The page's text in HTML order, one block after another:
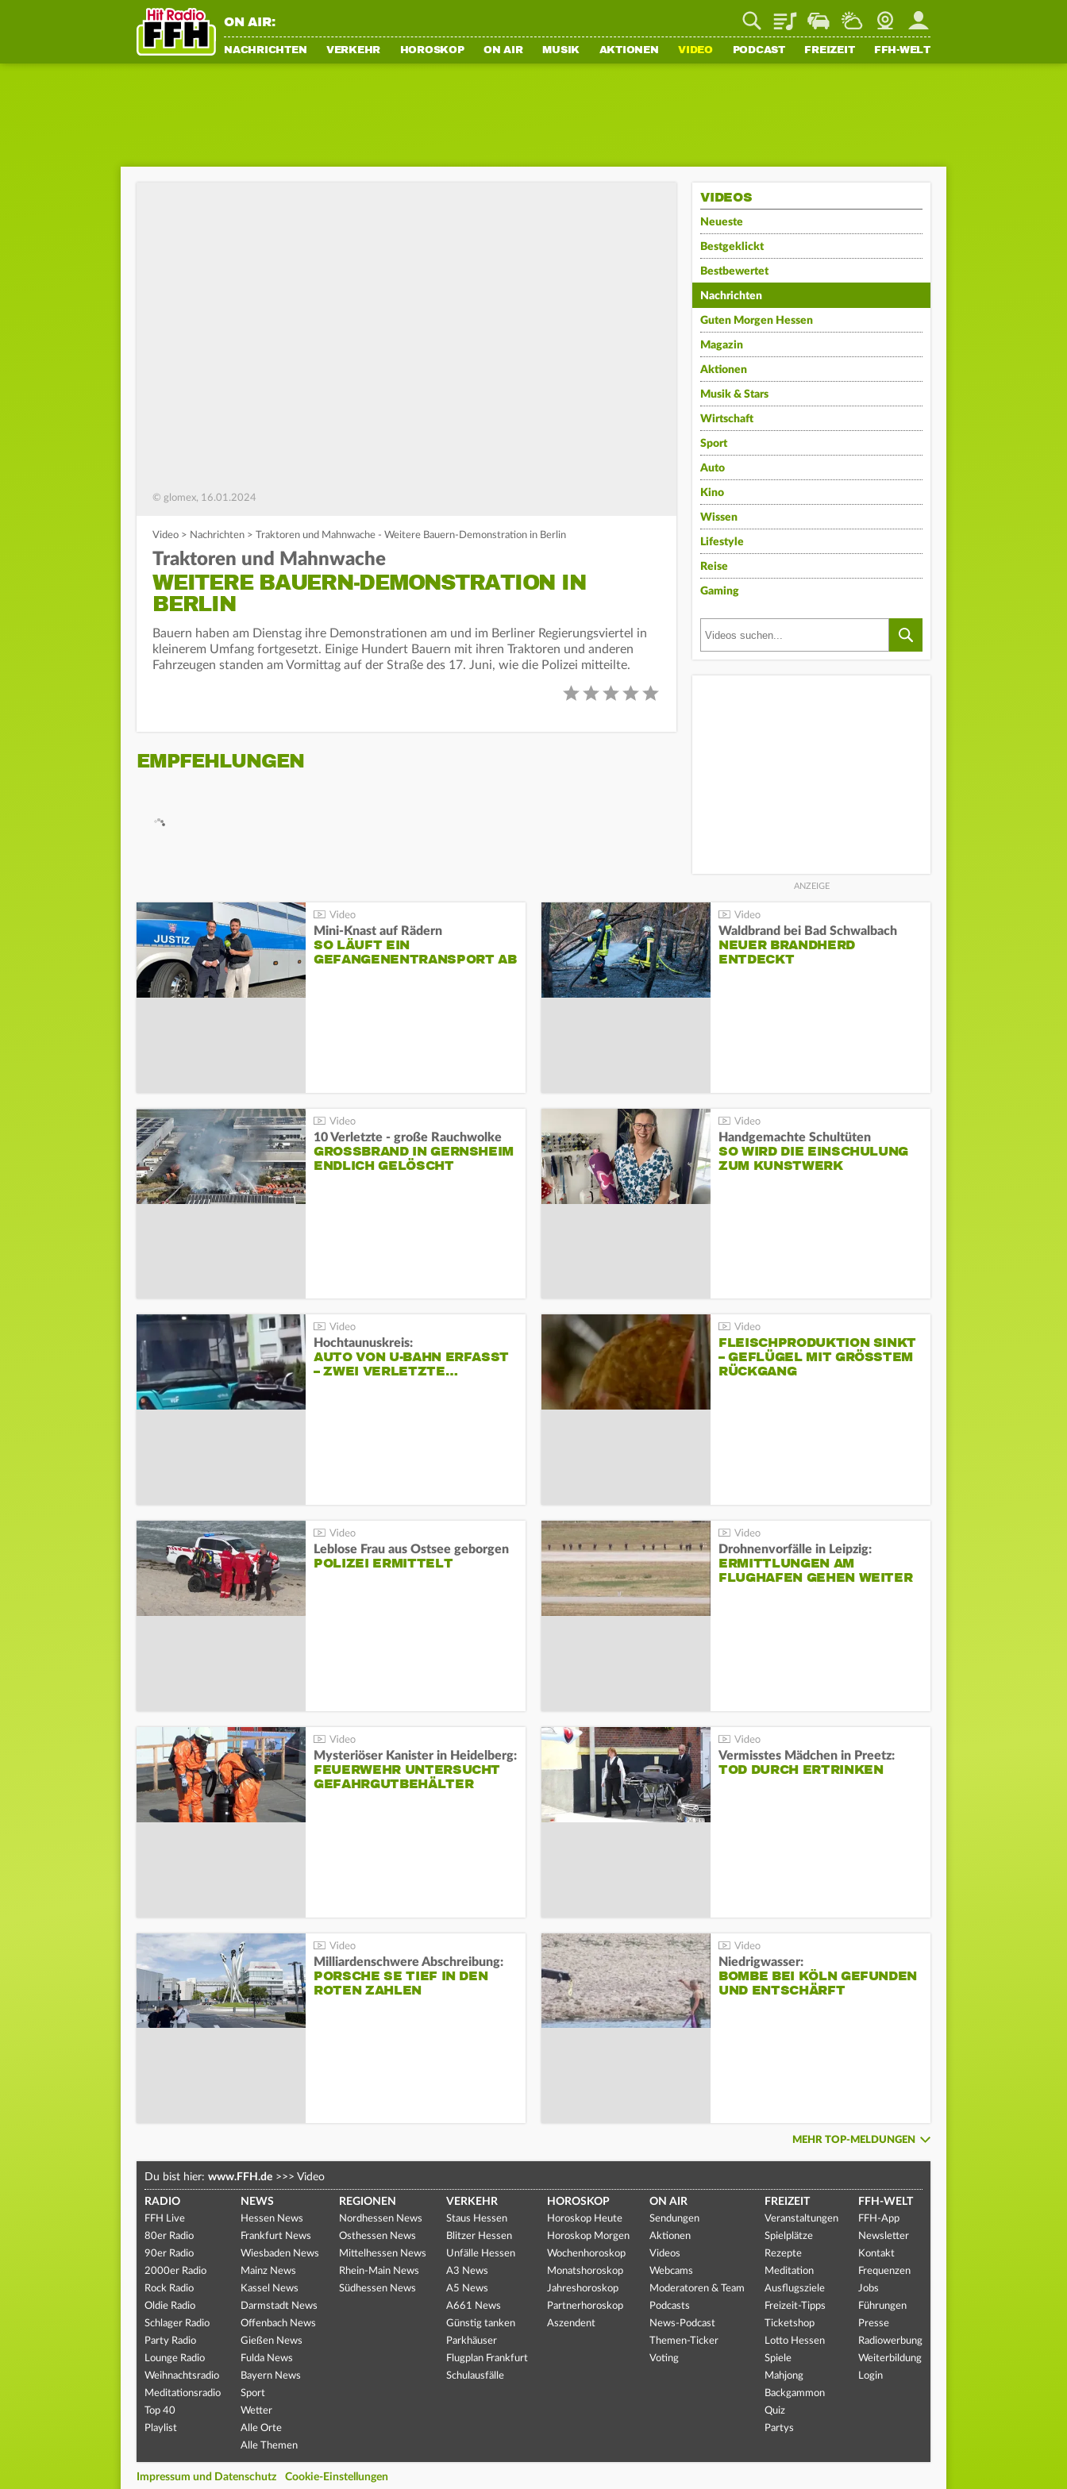
ON AIR: PlaylistStaupilotWetterWebcamMein FFH
NACHRICHTEN VERKEHR HOROSKOP ON AIR MUSIK AKTIONEN VIDEO PODCAST FREIZEIT FFH-WELT
© glomex, 16.01.2024
Video > Nachrichten > Traktoren und Mahnwache - Weitere Bauern-Demonstration in Berlin
Traktoren und Mahnwache
WEITERE BAUERN-DEMONSTRATION IN
BERLIN
Bauern haben am Dienstag ihre Demonstrationen am und im Berliner Regierungsviertel in
kleinerem Umfang fortgesetzt. Einige Hundert Bauern mit ihren Traktoren und anderen
Fahrzeugen standen am Vormittag auf der Straße des 17. Juni, wie die Polizei mitteilte.
EMPFEHLUNGEN
VIDEOS
Neueste
Bestgeklickt
Bestbewertet
Nachrichten
Guten Morgen Hessen
Magazin
Aktionen
Musik & Stars
Wirtschaft
Sport
Auto
Kino
Wissen
Lifestyle
Reise
Gaming
Mini-Knast auf Rädern
SO LÄUFT EIN
GEFANGENENTRANSPORT AB
Waldbrand bei Bad Schwalbach
NEUER BRANDHERD
ENTDECKT
10 Verletzte - große Rauchwolke
GROSSBRAND IN GERNSHEIM E
NDLICH GELÖSCHT
Handgemachte Schultüten
SO WIRD DIE EINSCHULUNG
ZUM KUNSTWERK
Hochtaunuskreis:
AUTO VON U-BAHN ERFASST
– ZWEI VERLETZTE…
FLEISCHPRODUKTION SINKT
– GEFLÜGEL MIT GRÖSSTEM R
ÜCKGANG
Leblose Frau aus Ostsee geborgen
POLIZEI ERMITTELT
Drohnenvorfälle in Leipzig:
ERMITTLUNGEN AM
FLUGHAFEN GEHEN WEITER
Mysteriöser Kanister in Heidelberg:
FEUERWEHR UNTERSUCHT
GEFAHRGUTBEHÄLTER
Vermisstes Mädchen in Preetz:
TOD DURCH ERTRINKEN
Milliardenschwere Abschreibung:
PORSCHE SE TIEF IN DEN
ROTEN ZAHLEN
Niedrigwasser:
BOMBE BEI KÖLN GEFUNDEN
UND ENTSCHÄRFT
MEHR TOP-MELDUNGEN
Du bist hier: www.FFH.de >>> Video
RADIO
FFH Live
80er Radio
90er Radio
2000er Radio
Rock Radio
Oldie Radio
Schlager Radio
Party Radio
Lounge Radio
Weihnachtsradio
Meditationsradio
Top 40
Playlist
NEWS
Hessen News
Frankfurt News
Wiesbaden News
Mainz News
Kassel News
Darmstadt News
Offenbach News
Gießen News
Fulda News
Bayern News
Sport
Wetter
Alle Orte
Alle Themen
REGIONEN
Nordhessen News
Osthessen News
Mittelhessen News
Rhein-Main News
Südhessen News
VERKEHR
Staus Hessen
Blitzer Hessen
Unfälle Hessen
A3 News
A5 News
A661 News
Günstig tanken
Parkhäuser
Flugplan Frankfurt
Schulausfälle
HOROSKOP
Horoskop Heute
Horoskop Morgen
Wochenhoroskop
Monatshoroskop
Jahreshoroskop
Partnerhoroskop
Aszendent
ON AIR
Sendungen
Aktionen
Videos
Webcams
Moderatoren & Team
Podcasts
News-Podcast
Themen-Ticker
Voting
FREIZEIT
Veranstaltungen
Spielplätze
Rezepte
Meditation
Ausflugsziele
Freizeit-Tipps
Ticketshop
Lotto Hessen
Spiele
Mahjong
Backgammon
Quiz
Partys
FFH-WELT
FFH-App
Newsletter
Kontakt
Frequenzen
Jobs
Führungen
Presse
Radiowerbung
Weiterbildung
Login
Impressum und Datenschutz Cookie-Einstellungen